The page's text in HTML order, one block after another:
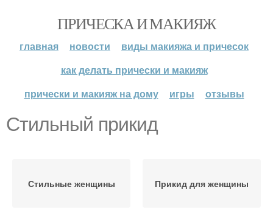
ПРИЧЕСКА И МАКИЯЖ
главная новости
виды макияжа и причесок
как делать прически и макияж
прически и макияж на дому
игры отзывы
Стильный прикид
Стильные женщины Прикид для женщины